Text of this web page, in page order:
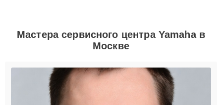
Мастера сервисного центра Yamaha в
Москве